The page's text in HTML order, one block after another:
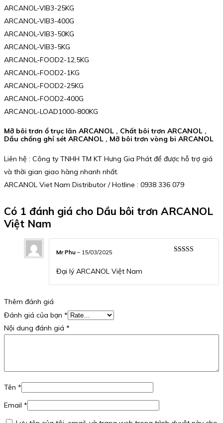
ARCANOL-VIB3-25KG
ARCANOL-VIB3-400G
ARCANOL-VIB3-50KG
ARCANOL-VIB3-5KG
ARCANOL-FOOD2-12,5KG
ARCANOL-FOOD2-1KG
ARCANOL-FOOD2-25KG
ARCANOL-FOOD2-400G
ARCANOL-LOAD1000-800KG
Mỡ bôi trơn ổ trục lăn ARCANOL , Chất bôi trơn ARCANOL ,
Dầu chống ghỉ sét ARCANOL , Mỡ bôi trơn vòng bi ARCANOL
Liên hệ : Công ty TNHH TM KT Hưng Gia Phát để được hỗ trợ giá
và thời gian giao hàng nhanh nhất.
ARCANOL Viet Nam Distributor / Hotline : 0938 336 079
Có 1 đánh giá cho Dầu bôi trơn ARCANOL
Việt Nam
Mr Phu – 15/03/2025
Đại lý ARCANOL Việt Nam
Thêm đánh giá
Đánh giá của bạn *
Nội dung đánh giá *
Tên *
Email *